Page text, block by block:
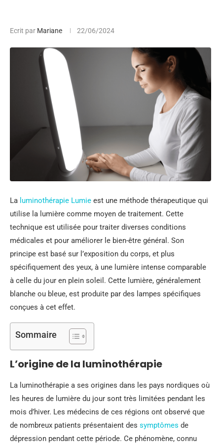
Ecrit par Mariane 22/06/2024
La luminothérapie Lumie est une méthode thérapeutique qui
utilise la lumière comme moyen de traitement. Cette
technique est utilisée pour traiter diverses conditions
médicales et pour améliorer le bien-être général. Son
principe est basé sur l’exposition du corps, et plus
spécifiquement des yeux, à une lumière intense comparable
à celle du jour en plein soleil. Cette lumière, généralement
blanche ou bleue, est produite par des lampes spécifiques
conçues à cet effet.
Sommaire
L’origine de la luminothérapie
La luminothérapie a ses origines dans les pays nordiques où
les heures de lumière du jour sont très limitées pendant les
mois d’hiver. Les médecins de ces régions ont observé que
de nombreux patients présentaient des symptômes de
dépression pendant cette période. Ce phénomène, connu